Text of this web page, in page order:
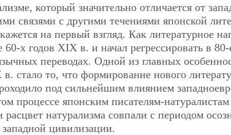
который значительно отличается от
связями с другими течениями японской
на первый взгляд. Как литературное
60-х годов ХIХ в. и начал регрессировать в
переводах. Одной из главных
то, что формирование нового
под сильнейшим влиянием
процессе японским писателям-
натурализма совпали с периодом
цивилизации.